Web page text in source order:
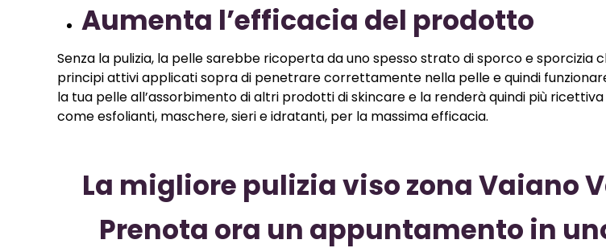
Aumenta l’efficacia del prodotto
Senza la pulizia, la pelle sarebbe ricoperta da uno spesso strato di sporco e sporcizia
principi attivi applicati sopra di penetrare correttamente nella pelle e quindi
la tua pelle all’assorbimento di altri prodotti di skincare e la renderà quindi più
come esfolianti, maschere, sieri e idratanti, per la massima efficacia.
La migliore pulizia viso zona Vaiano
Prenota ora un appuntamento in